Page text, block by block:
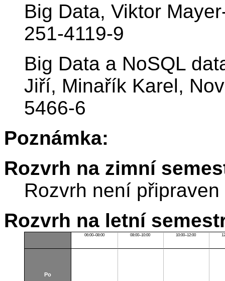
Big Data, Viktor
251-4119-9
Big Data a NoSQL
Jiří, Minařík Karel,
5466-6
Poznámka:
Rozvrh na zimní
Rozvrh není připraven
Rozvrh na letní
06:00–08:00 08:00–10:00 10:00–12:00
Po